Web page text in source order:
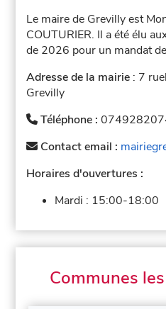
Le maire de Grevilly est
COUTURIER. Il a été élu
de 2026 pour un mandat
Adresse de la mairie : 7
Grevilly
Téléphone :
Contact email :
Horaires d'ouvertures :
Mardi : 15:00-18:00
Communes